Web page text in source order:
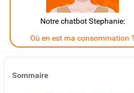
Notre chatbot Stephanie:
Où en est ma consommation ?
Sommaire